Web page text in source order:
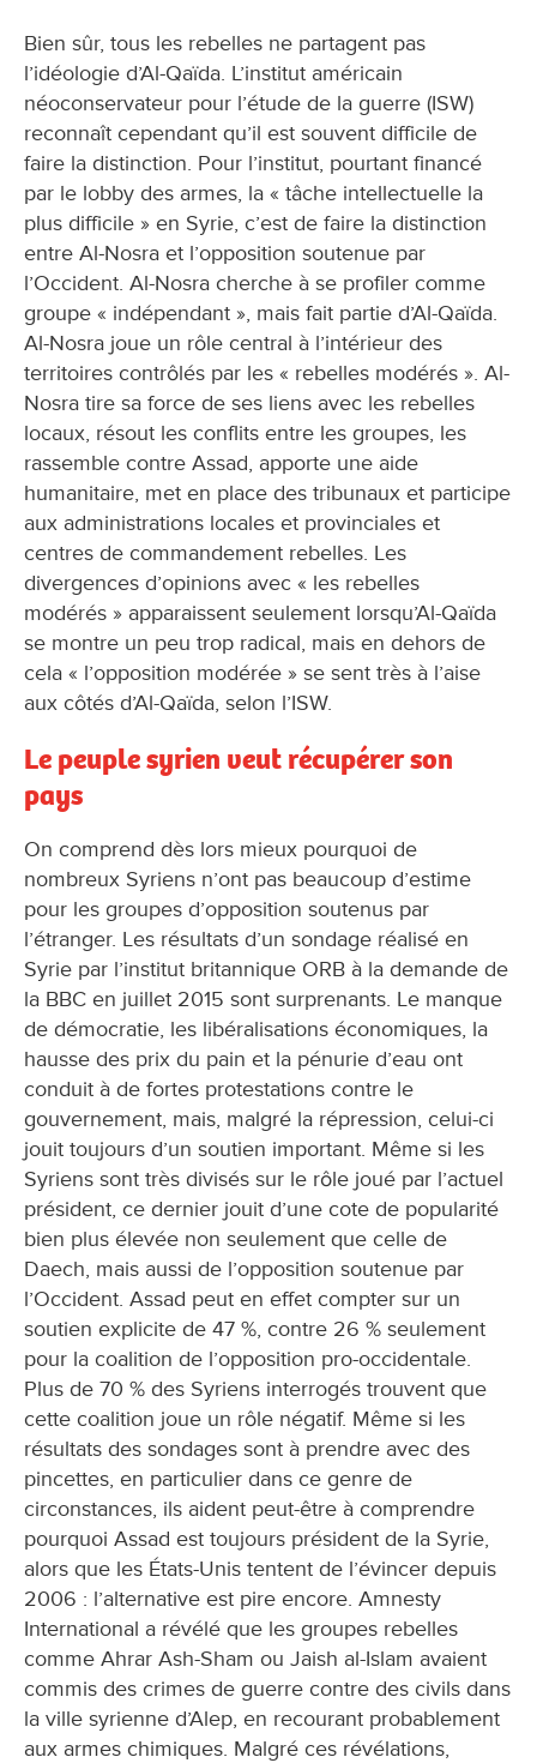
Bien sûr, tous les rebelles ne partagent pas
l’idéologie d’Al-Qaïda. L’institut américain
néoconservateur pour l’étude de la guerre (ISW)
reconnaît cependant qu’il est souvent difficile de
faire la distinction. Pour l’institut, pourtant financé
par le lobby des armes, la « tâche intellectuelle la
plus difficile » en Syrie, c’est de faire la distinction
entre Al-Nosra et l’opposition soutenue par
l’Occident. Al-Nosra cherche à se profiler comme
groupe « indépendant », mais fait partie d’Al-Qaïda.
Al-Nosra joue un rôle central à l’intérieur des
territoires contrôlés par les « rebelles modérés ». Al-
Nosra tire sa force de ses liens avec les rebelles
locaux, résout les conflits entre les groupes, les
rassemble contre Assad, apporte une aide
humanitaire, met en place des tribunaux et participe
aux administrations locales et provinciales et
centres de commandement rebelles. Les
divergences d’opinions avec « les rebelles
modérés » apparaissent seulement lorsqu’Al-Qaïda
se montre un peu trop radical, mais en dehors de
cela « l’opposition modérée » se sent très à l’aise
aux côtés d’Al-Qaïda, selon l’ISW.
Le peuple syrien veut récupérer son
pays
On comprend dès lors mieux pourquoi de
nombreux Syriens n’ont pas beaucoup d’estime
pour les groupes d’opposition soutenus par
l’étranger. Les résultats d’un sondage réalisé en
Syrie par l’institut britannique ORB à la demande de
la BBC en juillet 2015 sont surprenants. Le manque
de démocratie, les libéralisations économiques, la
hausse des prix du pain et la pénurie d’eau ont
conduit à de fortes protestations contre le
gouvernement, mais, malgré la répression, celui-ci
jouit toujours d’un soutien important. Même si les
Syriens sont très divisés sur le rôle joué par l’actuel
président, ce dernier jouit d’une cote de popularité
bien plus élevée non seulement que celle de
Daech, mais aussi de l’opposition soutenue par
l’Occident. Assad peut en effet compter sur un
soutien explicite de 47 %, contre 26 % seulement
pour la coalition de l’opposition pro-occidentale.
Plus de 70 % des Syriens interrogés trouvent que
cette coalition joue un rôle négatif. Même si les
résultats des sondages sont à prendre avec des
pincettes, en particulier dans ce genre de
circonstances, ils aident peut-être à comprendre
pourquoi Assad est toujours président de la Syrie,
alors que les États-Unis tentent de l’évincer depuis
2006 : l’alternative est pire encore. Amnesty
International a révélé que les groupes rebelles
comme Ahrar Ash-Sham ou Jaish al-Islam avaient
commis des crimes de guerre contre des civils dans
la ville syrienne d’Alep, en recourant probablement
aux armes chimiques. Malgré ces révélations,